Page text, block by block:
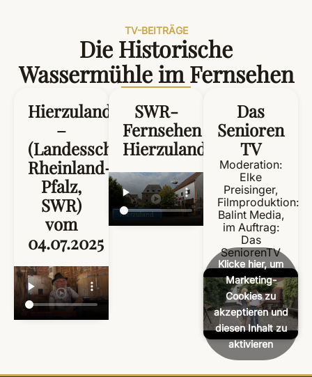
TV-BEITRÄGE
Die Historische
Wassermühle im Fernsehen
Hierzuland
–
(Landesschau
Rheinland-
Pfalz,
SWR)
vom
04.07.2025
SWR-
Fernsehen
Hierzuland
Das
Senioren
TV
Moderation:
Elke
Preisinger,
Filmproduktion:
Balint Media,
im Auftrag:
Das
SeniorenTV
Klicke hier, um
Marketing-
Cookies zu
akzeptieren und
diesen Inhalt zu
aktivieren